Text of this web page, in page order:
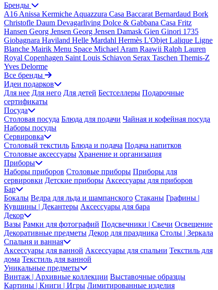
Бренды
A16 Anissa Kermiche Aquazzura Casa Baccarat Bernardaud Bork
Christofle Daum Devagarliving Dolce & Gabbana Casa Fritz
Hansen Georg Jensen Georg Jensen Damask Gien Ginori 1735
Giobagnara Haviland Helle Mardahl Hermès L'Objet Lalique Ligne
Blanche Mairik Menu Space Michael Aram Raawii Ralph Lauren
Royal Copenhagen Saint Louis Schiavon Serax Taschen Themis-Z
Yves Delorme
Все бренды
Идеи подарков
Для нее Для него Для детей Бестселлеры Подарочные
сертификаты
Посуда
Столовая посуда Блюда для подачи Чайная и кофейная посуда
Наборы посуды
Сервировка
Столовый текстиль Блюда и подача Подача напитков
Столовые аксессуары Хранение и организация
Приборы
Наборы приборов Столовые приборы Приборы для
сервировки Детские приборы Аксессуары для приборов
Бар
Бокалы Ведра для льда и шампанского Стаканы Графины |
Кувшины | Декантеры Аксессуары для бара
Декор
Вазы Рамки для фотографий Подсвечники | Свечи Освещение
Декоративные предметы Декор для праздника Столы | Зеркала
Спальня и ванная
Аксессуары для ванной Аксессуары для спальни Текстиль для
дома Текстиль для ванной
Уникальные предметы
Винтаж | Архивные коллекции Выставочные образцы
Картины | Книги | Игры Лимитированные изделия